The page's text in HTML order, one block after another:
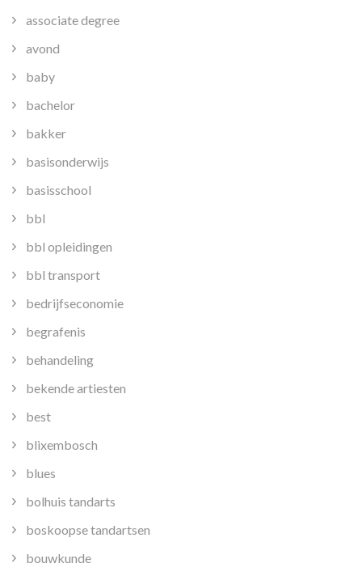
associate degree
avond
baby
bachelor
bakker
basisonderwijs
basisschool
bbl
bbl opleidingen
bbl transport
bedrijfseconomie
begrafenis
behandeling
bekende artiesten
best
blixembosch
blues
bolhuis tandarts
boskoopse tandartsen
bouwkunde